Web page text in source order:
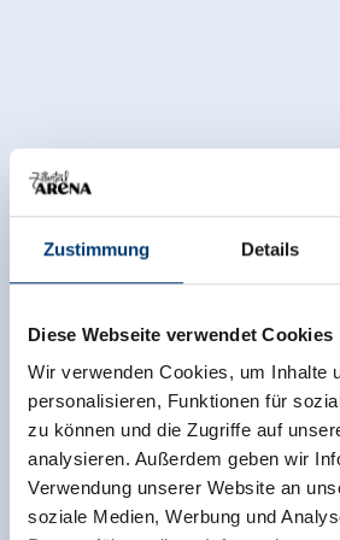
Zustimmung Details
Diese Webseite verwendet Cookies
Wir verwenden Cookies, um Inhalte
personalisieren, Funktionen für
zu können und die Zugriffe auf
analysieren. Außerdem geben wir
Verwendung unserer Website an
soziale Medien, Werbung und